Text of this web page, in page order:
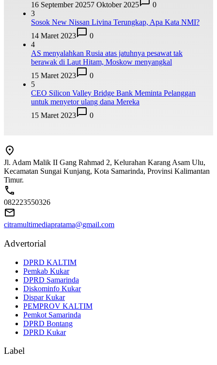
16 September 20257 Oktober 2025
0
3
Sosok New Nissan Livina Terungkap, Apa Kata NMI?
14 Maret 2023
0
4
AS menyalahkan Rusia atas jatuhnya pesawat tak
berawak di Laut Hitam, Moskow menyangkal
15 Maret 2023
0
5
CEO Silicon Valley Bridge Bank Meminta Pelanggan
untuk menyetor ulang dana Mereka
15 Maret 2023
0
Jl. Adam Malik II Gang Rahmad 2, Kelurahan Karang Asam Ulu,
Kecamatan Sungai Kunjang, Kota Samarinda, Provinsi Kalimantan
Timur.
082223550326
citramultimediapratama@gmail.com
Advertorial
DPRD KALTIM
Pemkab Kukar
DPRD Samarinda
Diskominfo Kukar
Dispar Kukar
PEMPROV KALTIM
Pemkot Samarinda
DPRD Bontang
DPRD Kukar
Label